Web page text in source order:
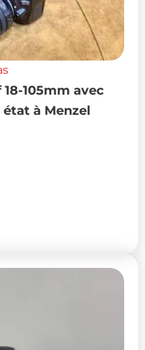
105mm avec
à Menzel